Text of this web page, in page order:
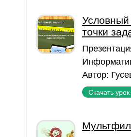
точки
Автор:
Скачать урок